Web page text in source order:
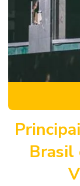
Laudo técnico
Laudo técnico
Laudo técnico
Laudo técnico de
Laudo técnico de
Laudo técnico
Brasil